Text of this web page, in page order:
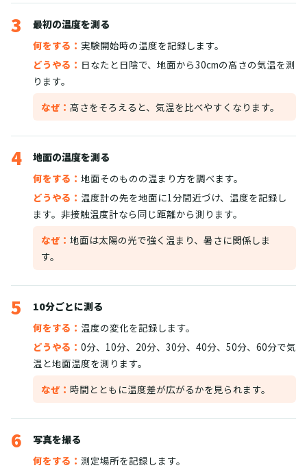
3
最初の温度を測る
何をする： 実験開始時の温度を記録します。
どうやる： 日なたと日陰で、地面から30cmの高さの気温を測
ります。
なぜ： 高さをそろえると、気温を比べやすくなります。
4
地面の温度を測る
何をする： 地面そのものの温まり方を調べます。
どうやる： 温度計の先を地面に1分間近づけ、温度を記録し
ます。非接触温度計なら同じ距離から測ります。
なぜ： 地面は太陽の光で強く温まり、暑さに関係しま
す。
5
10分ごとに測る
何をする： 温度の変化を記録します。
どうやる： 0分、10分、20分、30分、40分、50分、60分で気
温と地面温度を測ります。
なぜ： 時間とともに温度差が広がるかを見られます。
6
写真を撮る
何をする： 測定場所を記録します。